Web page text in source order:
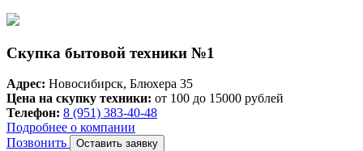
Скупка бытовой техники №1
Адрес: Новосибирск, Блюхера 35
Цена на скупку техники: от 100 до 15000 рублей
Телефон: 8 (951) 383-40-48
Подробнее о компании
Позвонить
Оставить заявку